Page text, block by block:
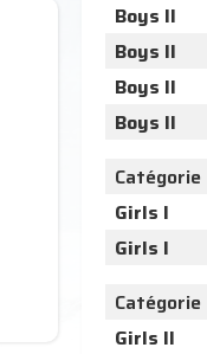
Boys II
Boys II
Boys II
Boys II
Catégorie
Girls I
Girls I
Catégorie
Girls II